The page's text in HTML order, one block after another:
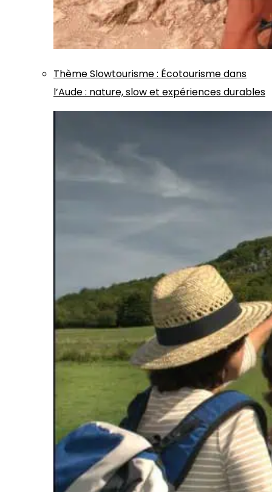
ThèmeSlowtourisme: Écotourisme dans
l’Aude : nature, slow et expériences durables